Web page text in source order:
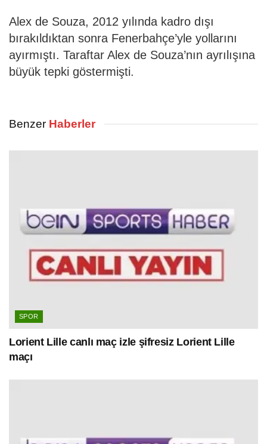
Alex de Souza, 2012 yılında kadro dışı
bırakıldıktan sonra Fenerbahçe’yle yollarını
ayırmıştı. Taraftar Alex de Souza’nın ayrılışına
büyük tepki göstermişti.
Benzer Haberler
SPOR
Lorient Lille canlı maç izle şifresiz Lorient Lille
maçı